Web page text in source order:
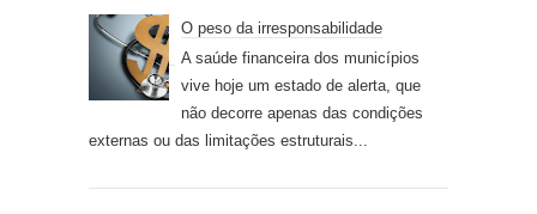
O peso da irresponsabilidade
A saúde financeira dos municípios
vive hoje um estado de alerta, que
não decorre apenas das condições
externas ou das limitações estruturais...